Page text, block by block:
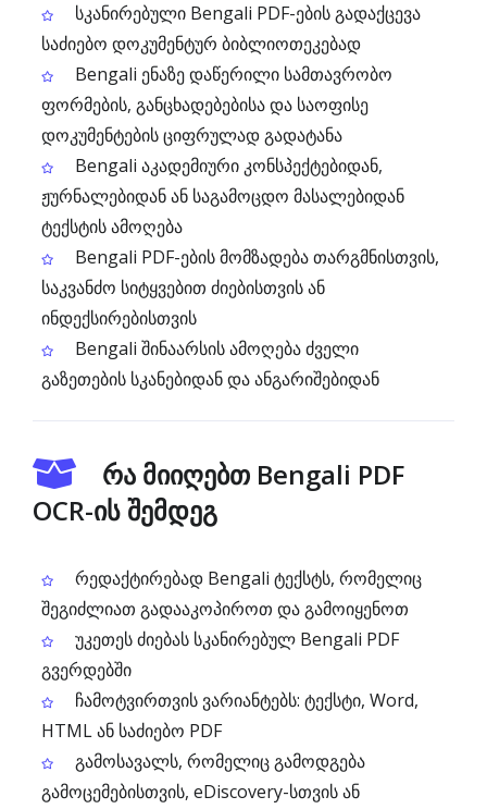
სკანირებული Bengali PDF-ების გადაქცევა
საძიებო დოკუმენტურ ბიბლიოთეკებად
Bengali ენაზე დაწერილი სამთავრობო
ფორმების, განცხადებებისა და საოფისე
დოკუმენტების ციფრულად გადატანა
Bengali აკადემიური კონსპექტებიდან,
ჟურნალებიდან ან საგამოცდო მასალებიდან
ტექსტის ამოღება
Bengali PDF-ების მომზადება თარგმნისთვის,
საკვანძო სიტყვებით ძიებისთვის ან
ინდექსირებისთვის
Bengali შინაარსის ამოღება ძველი
გაზეთების სკანებიდან და ანგარიშებიდან
რა მიიღებთ Bengali PDF
OCR-ის შემდეგ
რედაქტირებად Bengali ტექსტს, რომელიც
შეგიძლიათ გადააკოპიროთ და გამოიყენოთ
უკეთეს ძიებას სკანირებულ Bengali PDF
გვერდებში
ჩამოტვირთვის ვარიანტებს: ტექსტი, Word,
HTML ან საძიებო PDF
გამოსავალს, რომელიც გამოდგება
გამოცემებისთვის, eDiscovery-სთვის ან